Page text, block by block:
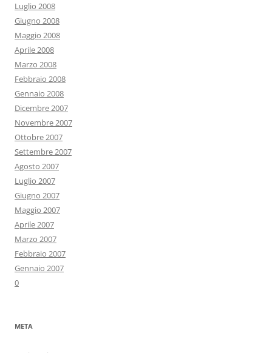
Luglio 2008
Giugno 2008
Maggio 2008
Aprile 2008
Marzo 2008
Febbraio 2008
Gennaio 2008
Dicembre 2007
Novembre 2007
Ottobre 2007
Settembre 2007
Agosto 2007
Luglio 2007
Giugno 2007
Maggio 2007
Aprile 2007
Marzo 2007
Febbraio 2007
Gennaio 2007
0
META